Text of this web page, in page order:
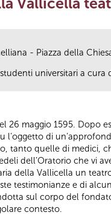
- Piazza della
universitari a cura
26 maggio 1595. Dopo
l’oggetto di
tanto quelle di medici,
dell’Oratorio che vi
della Vallicella un
testimonianze e di
sul corpo del
contesto.